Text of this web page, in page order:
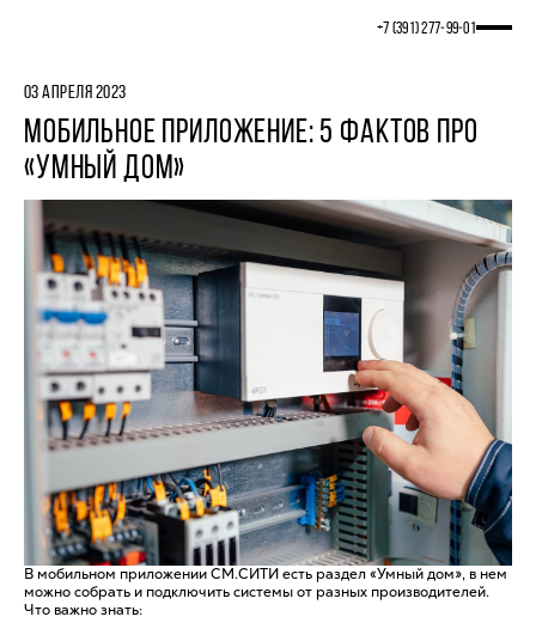
+7 (391) 277‒99‒01
03 АПРЕЛЯ 2023
МОБИЛЬНОЕ ПРИЛОЖЕНИЕ: 5 ФАКТОВ ПРО
«УМНЫЙ ДОМ»
В мобильном приложении СМ.СИТИ есть раздел «Умный дом», в нем
можно собрать и подключить системы от разных производителей.
Что важно знать: